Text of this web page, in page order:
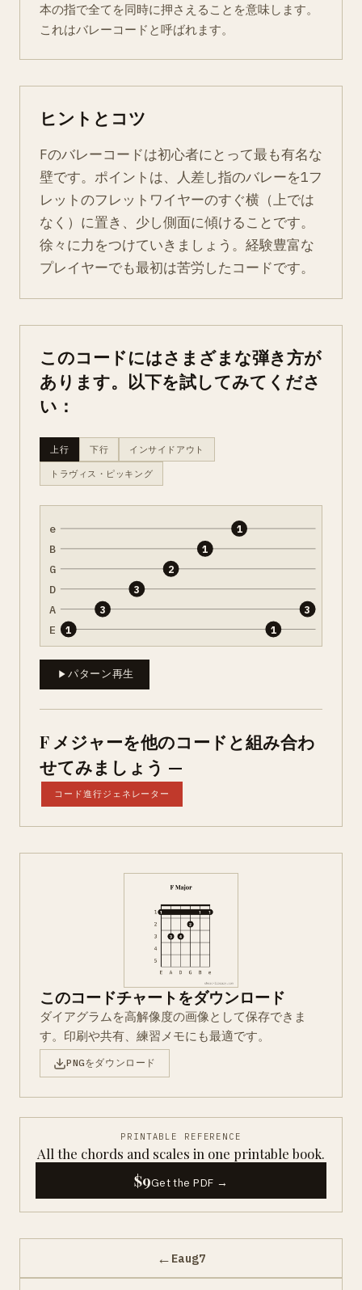
本の指で全てを同時に押さえることを意味します。
これはバレーコードと呼ばれます。
ヒントとコツ
Fのバレーコードは初心者にとって最も有名な
壁です。ポイントは、人差し指のバレーを1フ
レットのフレットワイヤーのすぐ横（上では
なく）に置き、少し側面に傾けることです。
徐々に力をつけていきましょう。経験豊富な
プレイヤーでも最初は苦労したコードです。
このコードにはさまざまな弾き方が
あります。以下を試してみてくださ
い：
上行 下行 インサイドアウト
トラヴィス・ピッキング
e
B
G
D
A
E 1
3
3
2
1
1
1
3
パターン再生
F メジャーを他のコードと組み合わ
せてみましょう —
コード進行ジェネレーター
このコードチャートをダウンロード
ダイアグラムを高解像度の画像として保存できま
す。印刷や共有、練習メモにも最適です。
PNGをダウンロード
PRINTABLE REFERENCE
All the chords and scales in one printable book.
$9Get the PDF →
← Eaug7